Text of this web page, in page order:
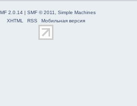
2.0.14| SMF © 2011
Simple Machines
XHTML
RSS Мобильная версия